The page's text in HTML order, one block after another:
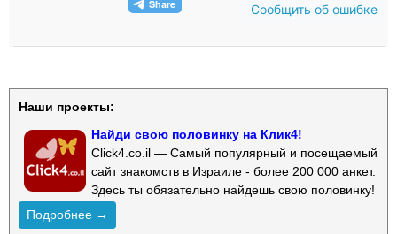
Сообщить об ошибке
Наши проекты:
Найди свою половинку на Клик4!
Click4.co.il — Самый популярный и посещаемый
сайт знакомств в Израиле - более 200 000 анкет.
Здесь ты обязательно найдешь свою половинку!
Подробнее →